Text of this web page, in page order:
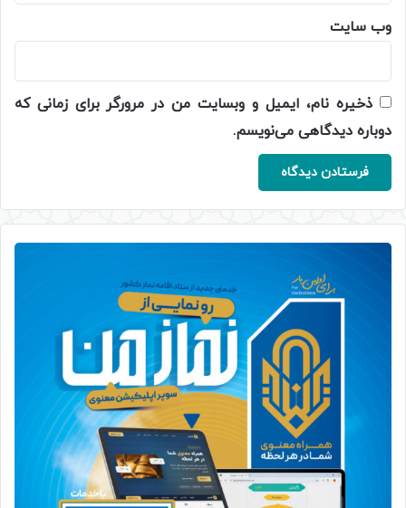
وب‌ سایت
ذخیره نام، ایمیل و وبسایت من در مرورگر برای زمانی که
دوباره دیدگاهی می‌نویسم.